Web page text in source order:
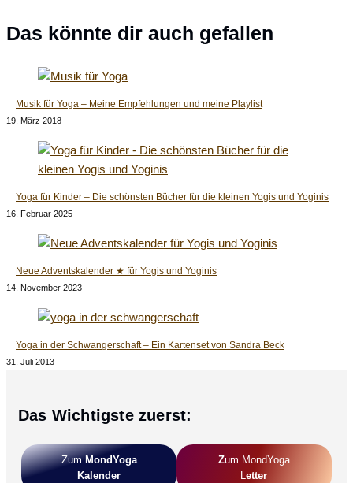
Das könnte dir auch gefallen
Musik für Yoga – Meine Empfehlungen und meine Playlist
19. März 2018
Yoga für Kinder – Die schönsten Bücher für die kleinen Yogis und Yoginis
16. Februar 2025
Neue Adventskalender ★ für Yogis und Yoginis
14. November 2023
Yoga in der Schwangerschaft – Ein Kartenset von Sandra Beck
31. Juli 2013
Das Wichtigste zuerst:
ZumMondYoga
Kalender
ZUm MondYoga
LEtter